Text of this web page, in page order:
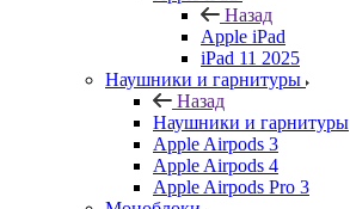
Назад
Apple iPad
iPad 11 2025
Наушники и гарнитуры
Назад
Наушники и гарнитуры
Apple Airpods 3
Apple Airpods 4
Apple Airpods Pro 3